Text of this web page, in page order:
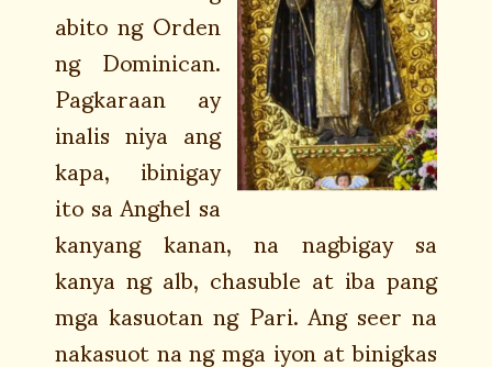
abito ng Orden
ng Dominican.
Pagkaraan ay
inalis niya ang
kapa, ibinigay
ito sa Anghel sa
kanyang kanan, na nagbigay sa
kanya ng alb, chasuble at iba pang
mga kasuotan ng Pari. Ang seer na
nakasuot na ng mga iyon at binigkas